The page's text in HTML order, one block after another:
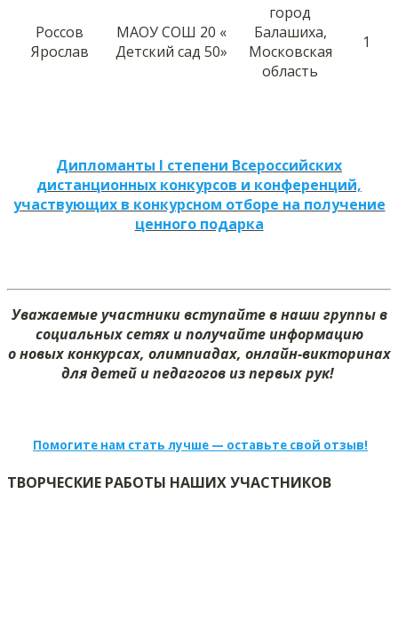
Россов
Ярослав
МАОУ СОШ 20 «
Детский сад 50»
город
Балашиха,
Московская
область
1
Дипломанты I степени Всероссийских
дистанционных конкурсов и конференций,
участвующих в конкурсном отборе на получение
ценного подарка
Уважаемые участники вступайте в наши группы в
социальных сетях и получайте информацию
о новых конкурсах, олимпиадах, онлайн-викторинах
для детей и педагогов из первых рук!
Помогите нам стать лучше — оставьте свой отзыв!
ТВОРЧЕСКИЕ РАБОТЫ НАШИХ УЧАСТНИКОВ